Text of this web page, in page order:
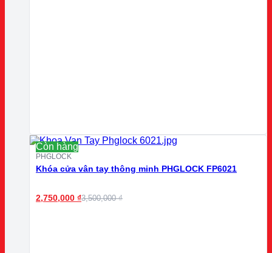
Còn hàng
PHGLOCK
Khóa cửa vân tay thông minh PHGLOCK FP6021
2,750,000 ₫3,500,000₫